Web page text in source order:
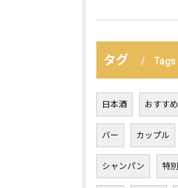
タグ Tags
日本酒 おすすめ
バー カップル
シャンパン 特別